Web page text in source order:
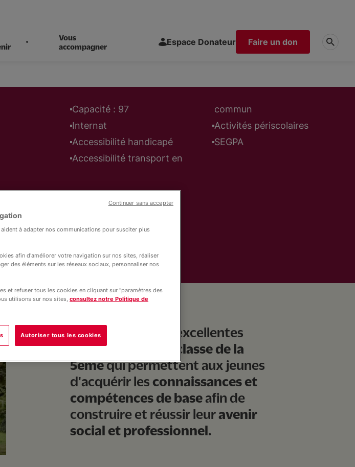
Vous
accompagner
Espace Donateur Faire un don
Capacité : 97
Internat
Accessibilité handicapé
Accessibilité transport en
commun
Activités périscolaires
SEGPA
Le collège offre d'excellentes
formations
dès la classe de la
5èmequi permettent aux jeunes
d'acquérir les connaissances et
compétences de baseafin de
construire et réussir leuravenir
social et professionnel.
à adapter nos communications pour susciter plus
afin d'améliorer votre navigation sur nos sites, réaliser
des éléments sur les réseaux sociaux, personnaliser nos
et refuser tous les cookies en cliquant sur "paramètres des
utilisons sur nos sites, consultez notre Politique de
Autoriser tous les cookies
Continuer sans accepter